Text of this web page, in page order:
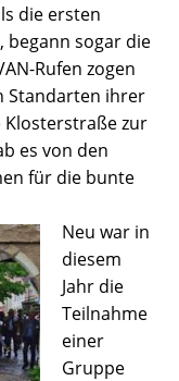
die ersten
begann sogar die
Rufen zogen
Standarten ihrer
Klosterstraße zur
es von den
für die bunte
Neu war in
diesem
Jahr die
Teilnahme
einer
Gruppe